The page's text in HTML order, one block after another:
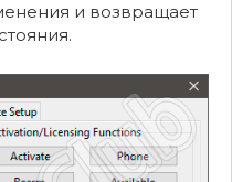
и возвращает